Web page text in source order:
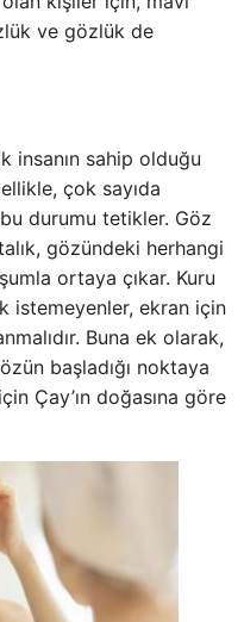
ve gözlük de
insanın sahip olduğu
çok sayıda
durumu tetikler. Göz
gözündeki herhangi
ortaya çıkar. Kuru
istemeyenler, ekran için
Buna ek olarak,
başladığı noktaya
Çay’ın doğasına göre